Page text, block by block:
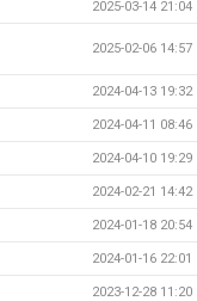
2025-03-14 21:04
2025-02-06 14:57
2024-04-13 19:32
2024-04-11 08:46
2024-04-10 19:29
2024-02-21 14:42
2024-01-18 20:54
2024-01-16 22:01
2023-12-28 11:20